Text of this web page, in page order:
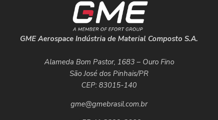
GME Aerospace Indústria de Material Composto S.A.
Alameda Bom Pastor, 1683 – Ouro Fino
São José dos Pinhais/PR
CEP: 83015-140
gme@gmebrasil.com.br